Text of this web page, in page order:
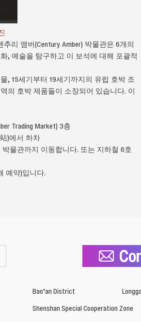
리 앰버(Century Amber) 박물관은 6개의
, 예술을 탐구하고 이 보석에 대해 포괄적
, 15세기부터 19세기까지의 유럽 호박 조
의 호박 제품들이 소장되어 있습니다. 이
Trading Market) 3층
)에서 하차
물관까지 이동합니다. 또는 지하철 6호
예약)입니다.
Bao’an District
Shenshan Special Cooperation Zone